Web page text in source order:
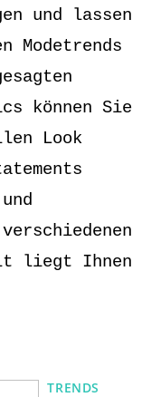
und lassen
Modetrends
können Sie
Look
liegt Ihnen
TRENDS